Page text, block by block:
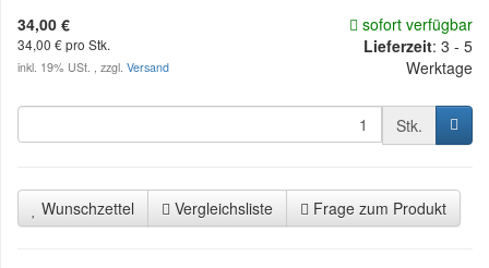
34,00 €
34,00 € pro Stk.
inkl. 19% USt. , zzgl. Versand
sofort verfügbar
Lieferzeit: 3 - 5
Werktage
Stk.
Wunschzettel Vergleichsliste Frage zum Produkt